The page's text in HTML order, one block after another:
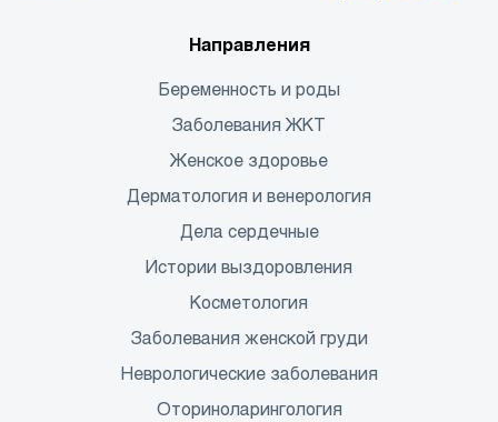
Направления
Беременность и роды
Заболевания ЖКТ
Женское здоровье
Дерматология и венерология
Дела сердечные
Истории выздоровления
Косметология
Заболевания женской груди
Неврологические заболевания
Оториноларингология